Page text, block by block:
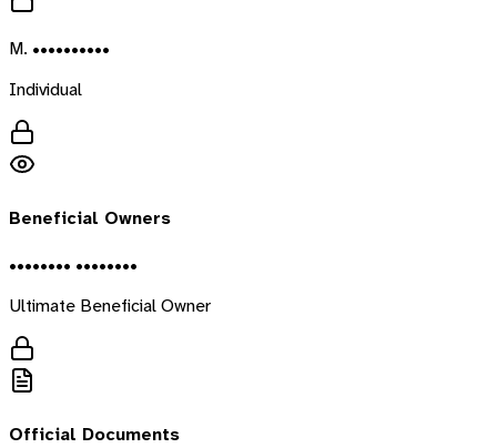
M. ••••••••••
Individual
Beneficial Owners
•••••••• ••••••••
Ultimate Beneficial Owner
Official Documents